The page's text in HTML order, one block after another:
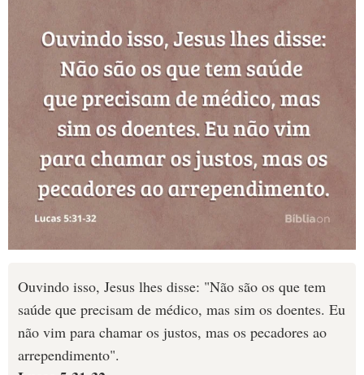
Ouvindo isso, Jesus lhes disse: "Não são os que tem
saúde que precisam de médico, mas sim os doentes. Eu
não vim para chamar os justos, mas os pecadores ao
arrependimento".